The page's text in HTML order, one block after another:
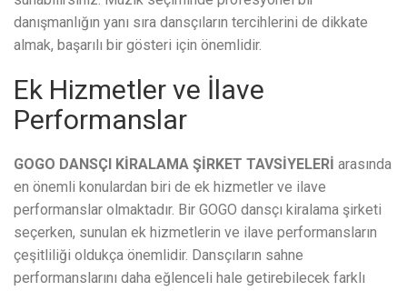
danışmanlığın yanı sıra dansçıların tercihlerini de dikkate
almak, başarılı bir gösteri için önemlidir.
Ek Hizmetler ve İlave
Performanslar
GOGO DANSÇI KİRALAMA ŞİRKET TAVSİYELERİ arasında
en önemli konulardan biri de ek hizmetler ve ilave
performanslar olmaktadır. Bir GOGO dansçı kiralama şirketi
seçerken, sunulan ek hizmetlerin ve ilave performansların
çeşitliliği oldukça önemlidir. Dansçıların sahne
performanslarını daha eğlenceli hale getirebilecek farklı